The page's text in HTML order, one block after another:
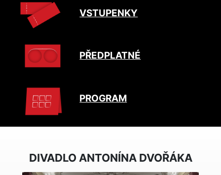
VSTUPENKY
PŘEDPLATNÉ
PROGRAM
DIVADLO ANTONÍNA DVOŘÁKA